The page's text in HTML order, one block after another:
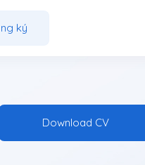
ký
Download CV